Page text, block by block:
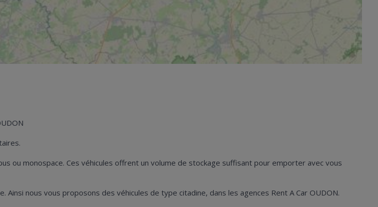
ou monospace. Ces véhicules offrent un volume de stockage suffisant pour emporter avec vous
nous vous proposons des véhicules de type citadine, dans les agences Rent A Car OUDON.